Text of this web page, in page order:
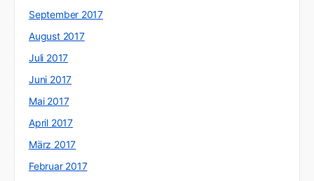
September 2017
August 2017
Juli 2017
Juni 2017
Mai 2017
April 2017
März 2017
Februar 2017